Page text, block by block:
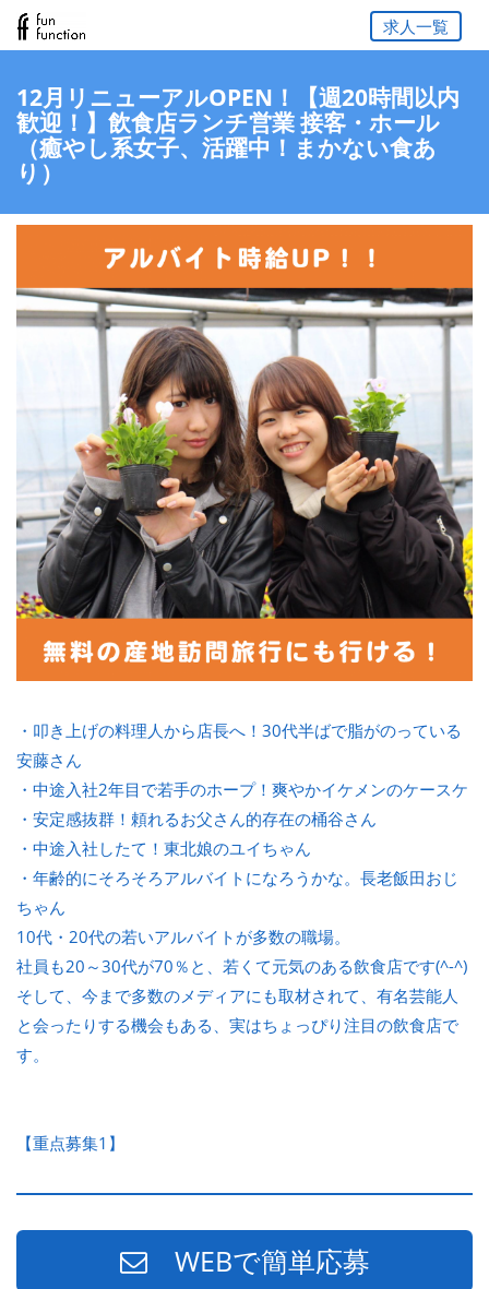
求人一覧
12月リニューアルOPEN！【週20時間以内
歓迎！】飲食店ランチ営業 接客・ホール
（癒やし系女子、活躍中！まかない食あ
り）
・叩き上げの料理人から店長へ！30代半ばで脂がのっている
安藤さん
・中途入社2年目で若手のホープ！爽やかイケメンのケースケ
・安定感抜群！頼れるお父さん的存在の桶谷さん
・中途入社したて！東北娘のユイちゃん
・年齢的にそろそろアルバイトになろうかな。長老飯田おじ
ちゃん
10代・20代の若いアルバイトが多数の職場。
社員も20～30代が70％と、若くて元気のある飲食店です(^-^)
そして、今まで多数のメディアにも取材されて、有名芸能人
と会ったりする機会もある、実はちょっぴり注目の飲食店で
す。
【重点募集1】
WEBで簡単応募